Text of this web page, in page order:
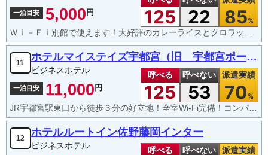
一泊目安 5,000円 125 22 85%
Ｗｉ－Ｆｉ別館で使えます！大好評のカレーライスとクロワッサン、地元那須産の牛乳、ヨーグルトが無料。
11 ホテルマイステイズ宇都宮（旧 宇都宮ポートホテル)
ビジネスホテル
一泊目安 11,000円
呼べる
125
呼べない
53
派遣実績
70 %
JR宇都宮駅東口から徒歩３分の好立地！全室Wi-Fi完備！コンパクトなシングルルームから広々としたデラックスツインなど部屋タイプが豊富。1階にはコンビニがあり、ビジネスでのご滞在にもレジャーの拠点としても最適です。
12 ホテルルートイン佐野藤岡インター
ビジネスホテル
呼べる 呼べない 派遣実績